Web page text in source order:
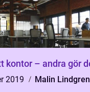
kontor – andra gör
2019
Malin Lindgren